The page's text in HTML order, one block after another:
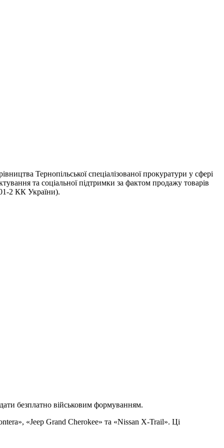
Тернопільської спеціалізованої прокуратури у сфері
та соціальної підтримки за фактом продажу товарів
2 КК України).
безплатно військовим формуванням.
«Jeep Grand Cherokee» та «Nissan X-Trail». Ці